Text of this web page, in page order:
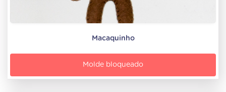
Macaquinho
Molde bloqueado